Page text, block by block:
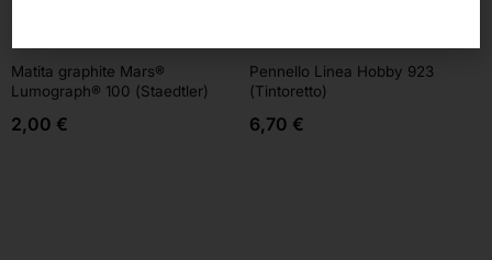
Matita graphite Mars®
Lumograph® 100 (Staedtler)
2,00 €
Pennello Linea Hobby 923
(Tintoretto)
6,70 €